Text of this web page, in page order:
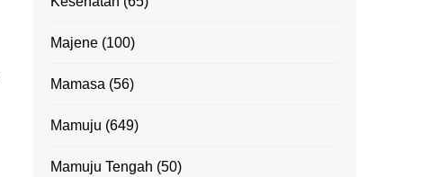
Majene (100)
Mamasa (56)
Mamuju (649)
Mamuju Tengah (50)